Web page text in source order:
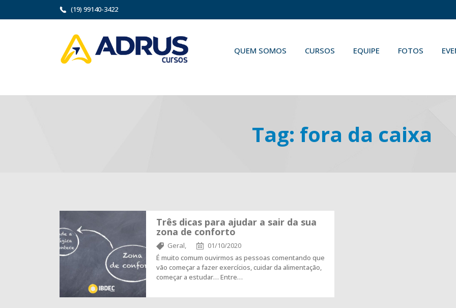
(19) 99140-3422
QUEM SOMOS CURSOS EQUIPE FOTOS
Tag: fora da caixa
Três dicas para ajudar a sair da sua
zona de conforto
Geral,
01/10/2020
É muito comum ouvirmos as pessoas comentando que
vão começar a fazer exercícios, cuidar da alimentação,
começar a estudar… Entre…